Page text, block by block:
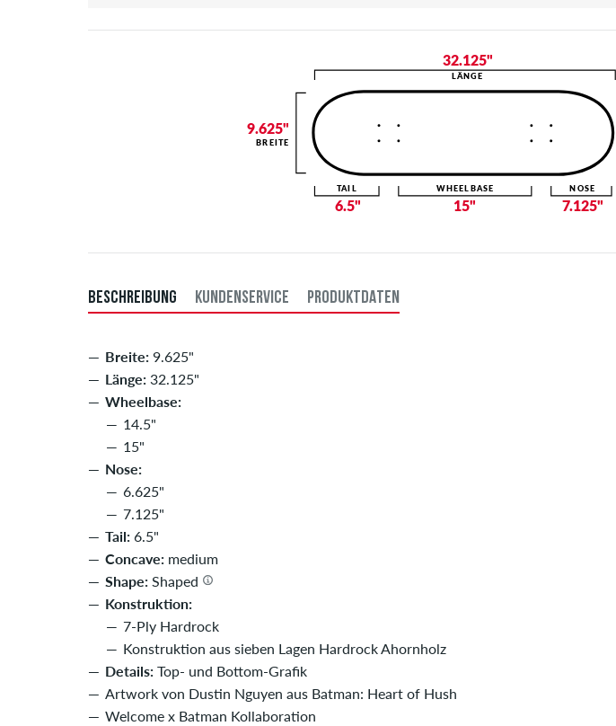
BESCHREIBUNG KUNDENSERVICE PRODUKTDATEN
Breite: 9.625"
Länge: 32.125"
Wheelbase:
14.5"
15"
Nose:
6.625"
7.125"
Tail: 6.5"
Concave: medium
Shape: Shaped
Konstruktion:
7-Ply Hardrock
Konstruktion aus sieben Lagen Hardrock Ahornholz
Details: Top- und Bottom-Grafik
Artwork von Dustin Nguyen aus Batman: Heart of Hush
Welcome x Batman Kollaboration
32.125"
LÄNGE
15"
WHEELBASE
7.125"
NOSE
6.5"
TAIL
9.625"
BREITE